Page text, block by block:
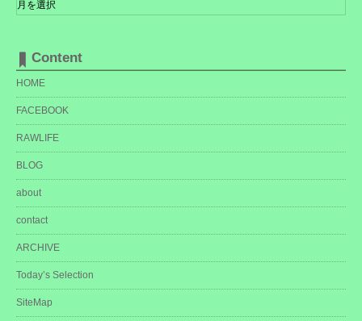
カ
Content
HOME
FACEBOOK
RAWLIFE
BLOG
about
contact
ARCHIVE
Today’s Selection
SiteMap